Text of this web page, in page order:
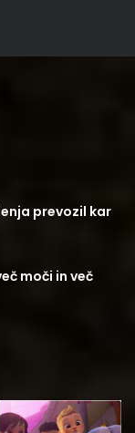
prevozil kar
moči in več